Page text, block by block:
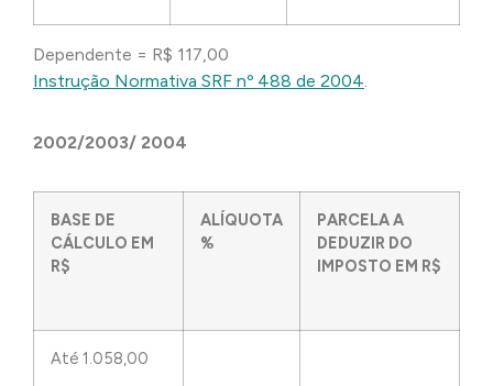
Dependente = R$ 117,00
Instrução Normativa SRF nº 488 de 2004.
2002/2003/ 2004
BASE DE
CÁLCULO EM
R$
ALÍQUOTA
%
PARCELA A
DEDUZIR DO
IMPOSTO EM R$
Até 1.058,00